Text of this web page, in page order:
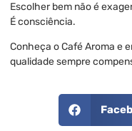
Escolher bem não é
É consciência.
Conheça o Café Aroma e
qualidade sempre